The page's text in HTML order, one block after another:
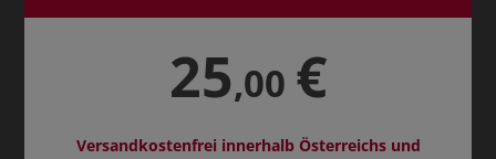
25,00 €
Versandkostenfrei innerhalb Österreichs und